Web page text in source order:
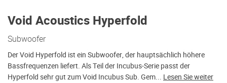
Void Acoustics Hyperfold
Subwoofer
Der Void Hyperfold ist ein Subwoofer, der hauptsächlich höhere
Bassfrequenzen liefert. Als Teil der Incubus-Serie passt der
Hyperfold sehr gut zum Void Incubus Sub. Gem... Lesen Sie weiter